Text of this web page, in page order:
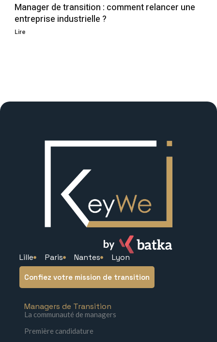
Manager de transition : comment relancer une
entreprise industrielle ?
Lire
Lille Paris Nantes Lyon
Confiez votre mission de transition
Managers de Transition
La communauté de managers
Première candidature